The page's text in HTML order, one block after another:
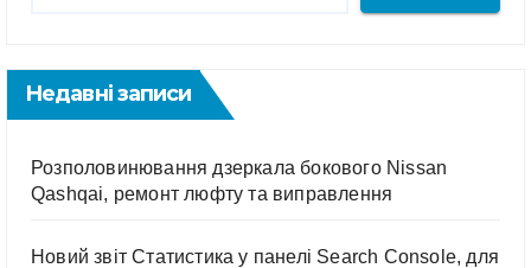
Недавні записи
Розполовинювання дзеркала бокового Nissan
Qashqai, ремонт люфту та виправлення
Новий звіт Статистика у панелі Search Console, для